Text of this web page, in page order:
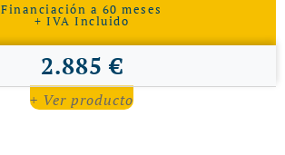
Financiación a 60 meses
+ IVA Incluido
2.885 €
+ Ver producto